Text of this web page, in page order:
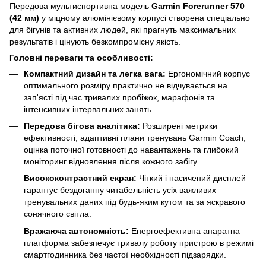
Передова мультиспортивна модель Garmin Forerunner 570
(42 мм) у міцному алюмінієвому корпусі створена спеціально
для бігунів та активних людей, які прагнуть максимальних
результатів і цінують безкомпромісну якість.
Головні переваги та особливості:
Компактний дизайн та легка вага: Ергономічний корпус
оптимального розміру практично не відчувається на
зап'ясті під час тривалих пробіжок, марафонів та
інтенсивних інтервальних занять.
Передова бігова аналітика: Розширені метрики
ефективності, адаптивні плани тренувань Garmin Coach,
оцінка поточної готовності до навантажень та глибокий
моніторинг відновлення після кожного забігу.
Висококонтрастний екран: Чіткий і насичений дисплей
гарантує бездоганну читабельність усіх важливих
тренувальних даних під будь-яким кутом та за яскравого
сонячного світла.
Вражаюча автономність: Енергоефективна апаратна
платформа забезпечує тривалу роботу пристрою в режимі
смартгодинника без частої необхідності підзарядки.